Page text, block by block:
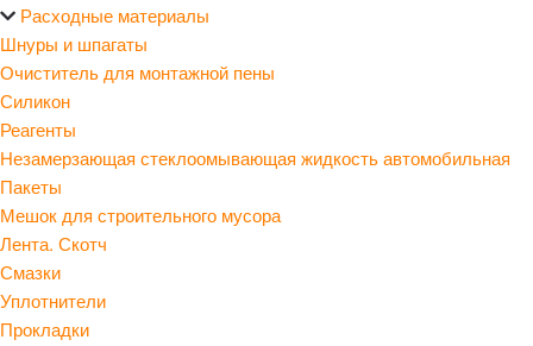
Расходные материалы
Шнуры и шпагаты
Очиститель для монтажной пены
Силикон
Реагенты
Незамерзающая стеклоомывающая жидкость автомобильная
Пакеты
Мешок для строительного мусора
Лента. Скотч
Смазки
Уплотнители
Прокладки